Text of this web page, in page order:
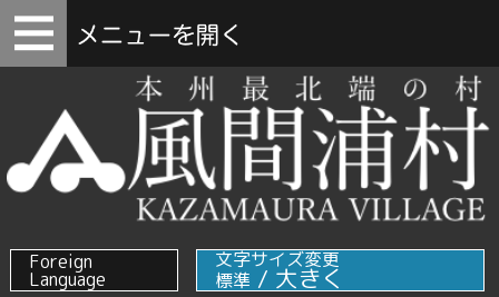
Foreign
Language
文字サイズ変更
標準 / 大きく